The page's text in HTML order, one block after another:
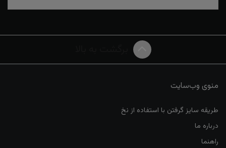
منوی وب‌سایت
طریقه سایز گرفتن با استفاده از نخ
درباره ما
راهنما